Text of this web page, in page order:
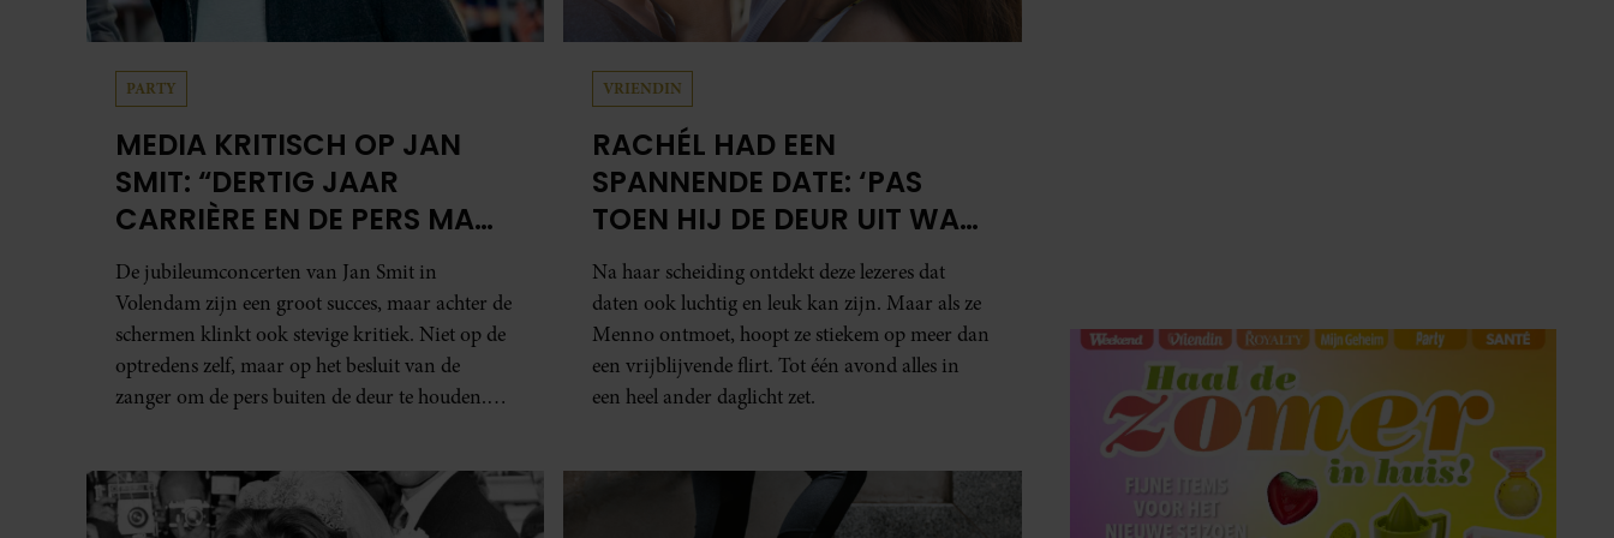
PARTY
MEDIA KRITISCH OP JAN
SMIT: “DERTIG JAAR
CARRIÈRE EN DE PERS MAG
NIET NAAR BINNEN”
De jubileumconcerten van Jan Smit in
Volendam zijn een groot succes, maar achter de
schermen klinkt ook stevige kritiek. Niet op de
optredens zelf, maar op het besluit van de
zanger om de pers buiten de deur te houden.
teleurstelling. Volgens hen is Jan Smit de
afgelopen jaren steeds moeilijker bereikbaar
VRIENDIN
RACHÉL HAD EEN
SPANNENDE DATE: ‘PAS
TOEN HIJ DE DEUR UIT WAS,
BESEFTE IK WAT ER ECHT
WAS GEBEURD’
Na haar scheiding ontdekt deze lezeres dat
daten ook luchtig en leuk kan zijn. Maar als ze
Menno ontmoet, hoopt ze stiekem op meer dan
een vrijblijvende flirt. Tot één avond alles in
een heel ander daglicht zet.
HET LAATSTE
SHOWBIZZ NIEUWS IN
UW INBOX?
Met de Showbuzz-nieuwsbrief krijgt u twee keer per